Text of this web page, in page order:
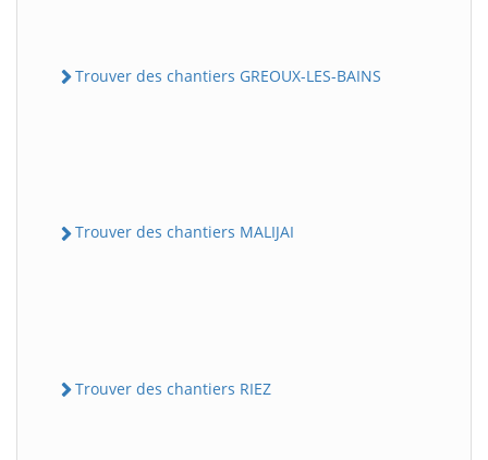
Trouver des chantiers GREOUX-LES-BAINS
Trouver des chantiers MALIJAI
Trouver des chantiers RIEZ